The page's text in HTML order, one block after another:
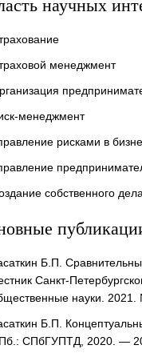
научных
менеджмент
менеджмент
рисками в
собственного
Б.П.
Санкт-
науки.
Б.П.
СПбГУПТД, 2020. —